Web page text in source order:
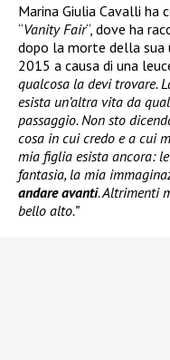
Marina Giulia Cavalli ha
“Vanity Fair“, dove ha
dopo la morte della sua
2015 a causa di una
qualcosa la devi trovare.
esista un’altra vita da
passaggio. Non sto
cosa in cui credo e a cui
mia figlia esista ancora:
fantasia, la mia
andare avanti. Altrimenti
bello alto.”